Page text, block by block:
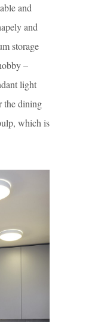
and
and
storage
–
light
the dining
which is